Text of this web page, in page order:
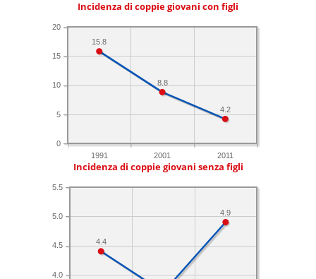
Incidenza di coppie giovani con figli
1991 2001 2011
0
5
10
15
20
4.2
8.8
15.8
Incidenza di coppie giovani senza figli
4.0
4.5
5.0
5.5
4.9
4.4